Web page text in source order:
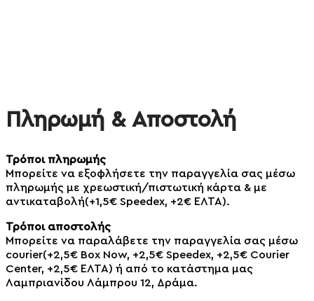
Πληρωμή & Αποστολή
Τρόποι πληρωμής
Μπορείτε να εξοφλήσετε την παραγγελία σας μέσω
πληρωμής με χρεωστική/πιστωτική κάρτα & με
αντικαταβολή(+1,5€ Speedex, +2€ ΕΛΤΑ).
Τρόποι αποστολής
Μπορείτε να παραλάβετε την παραγγελία σας μέσω
courier(+2,5€ Box Now, +2,5€ Speedex, +2,5€ Courier
Center, +2,5€ ΕΛΤΑ) ή από το κατάστημα μας
Λαμπριανίδου Λάμπρου 12, Δράμα.